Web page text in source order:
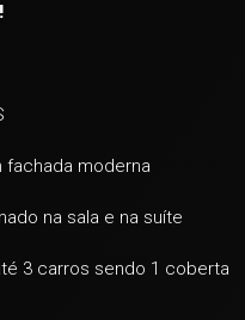
fachada moderna
na sala e na suíte
3 carros sendo 1 coberta